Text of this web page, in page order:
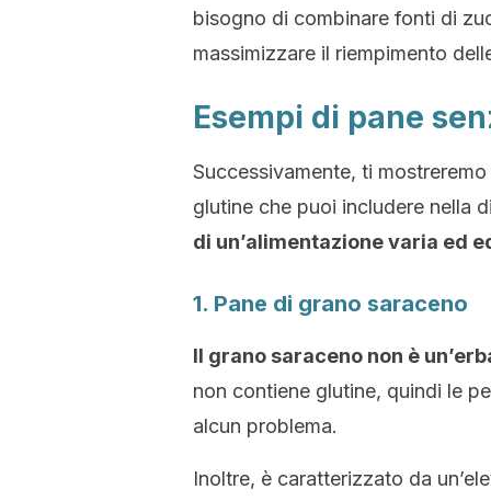
bisogno di combinare fonti di
massimizzare il riempimento
Esempi di pane
Successivamente, ti
glutine che puoi includere nella
di un’alimentazione varia ed
1. Pane di grano saraceno
Il grano saraceno non è
non contiene glutine, quindi le
alcun problema.
Inoltre, è caratterizzato da